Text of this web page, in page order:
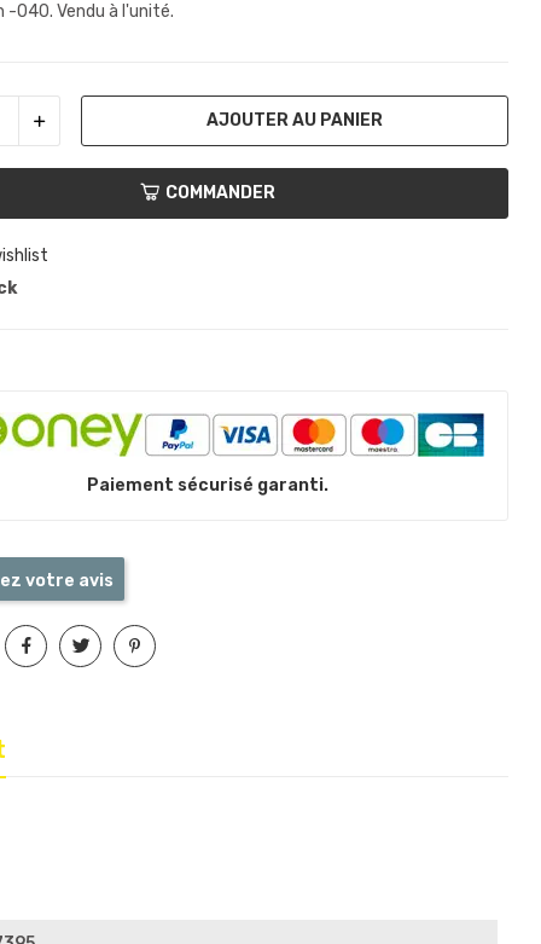
-040. Vendu à l'unité.
AJOUTER AU PANIER
COMMANDER
Paiement sécurisé garanti.
votre avis